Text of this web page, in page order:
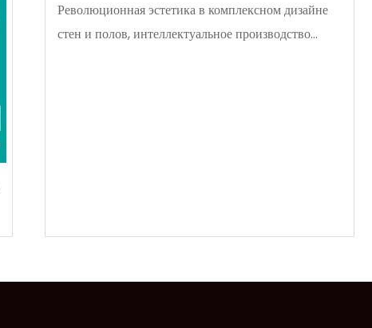
Революционная эстетика в комплексном дизайне
стен и полов, интеллектуальное производство